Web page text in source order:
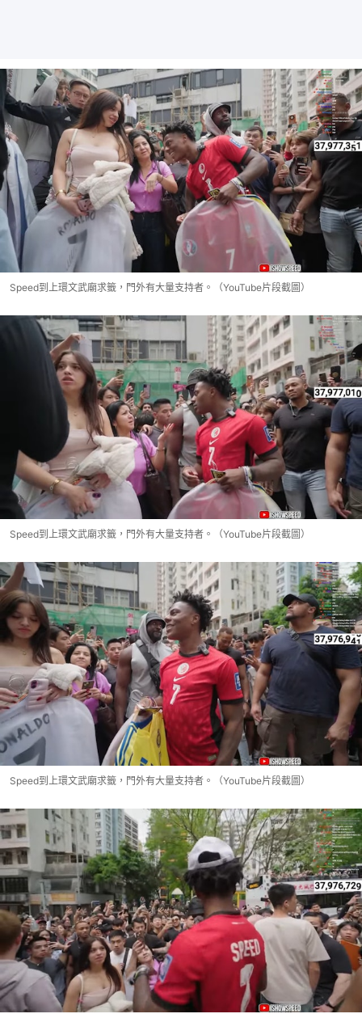
Speed到上環文武廟求籤，門外有大量支持者。（YouTube片段截圖）
Speed到上環文武廟求籤，門外有大量支持者。（YouTube片段截圖）
Speed到上環文武廟求籤，門外有大量支持者。（YouTube片段截圖）